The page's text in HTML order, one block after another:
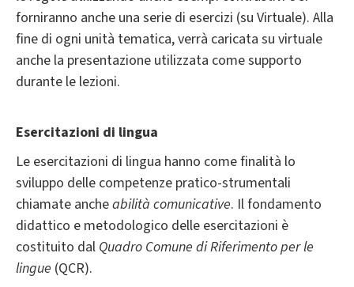
forniranno anche una serie di esercizi (su Virtuale). Alla
fine di ogni unità tematica, verrà caricata su virtuale
anche la presentazione utilizzata come supporto
durante le lezioni.
Esercitazioni di lingua
Le esercitazioni di lingua hanno come finalità lo
sviluppo delle competenze pratico-strumentali
chiamate ancheabilità comunicative. Il fondamento
didattico e metodologico delle esercitazioni è
costituito dal Quadro Comune di Riferimento per le
lingue (QCR).